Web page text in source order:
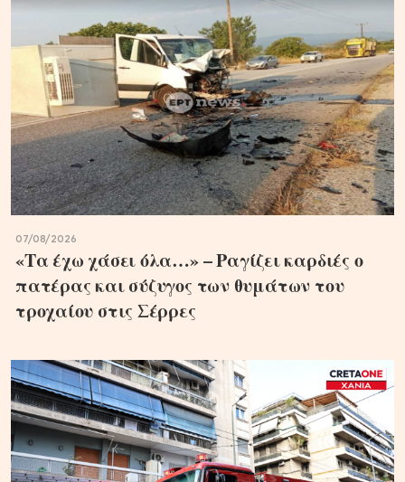
07/08/2026
«Τα έχω χάσει όλα…» – Ραγίζει καρδιές ο
πατέρας και σύζυγος των θυμάτων του
τροχαίου στις Σέρρες